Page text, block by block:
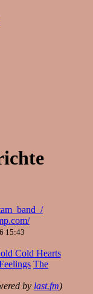
15:43
Cold Hearts
The
by last.fm)